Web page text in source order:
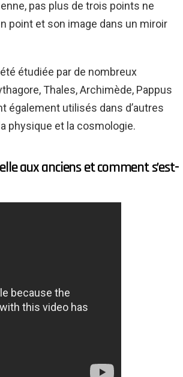
pas plus de trois points ne
point et son image dans un miroir
étudiée par de nombreux
Thales, Archimède, Pappus
également utilisés dans d’autres
physique et la cosmologie.
aux anciens et comment s’est-